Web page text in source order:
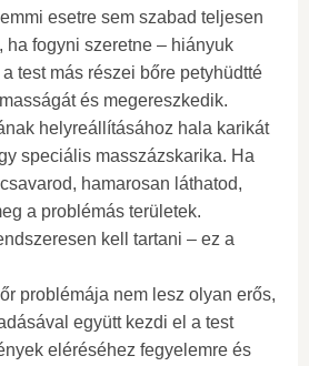
esetre sem szabad teljesen
ha fogyni szeretne – hiányuk
test más részei bőre petyhüdtté
és megereszkedik.
helyreállításához hala karikát
speciális masszázskarika. Ha
hamarosan láthatod,
a problémás területek.
kell tartani – ez a
problémája nem lesz olyan erős,
együtt kezdi el a test
eléréséhez fegyelemre és